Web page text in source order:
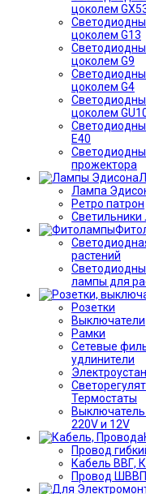
цоколем
цоколем G13
цоколем G9
цоколем G4
цоколем
Е40
прожектора
Лампа
Ретро патрон
Светильники
растений
лампы для
Розетки
Выключатели
Рамки
Сетевые
удлинители
Термостаты
220V и 12V
Провод
Кабель ВВГ,
Провод ШВВП